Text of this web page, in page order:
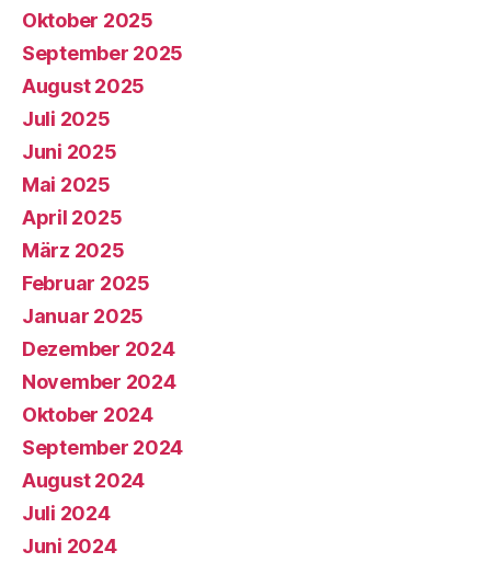
Oktober 2025
September 2025
August 2025
Juli 2025
Juni 2025
Mai 2025
April 2025
März 2025
Februar 2025
Januar 2025
Dezember 2024
November 2024
Oktober 2024
September 2024
August 2024
Juli 2024
Juni 2024